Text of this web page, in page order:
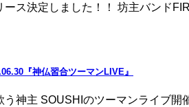
ース決定しました！！ 坊主バンド
『神仏習合ツーマンLIVE』
う神主 SOUSHIのツーマンライブ